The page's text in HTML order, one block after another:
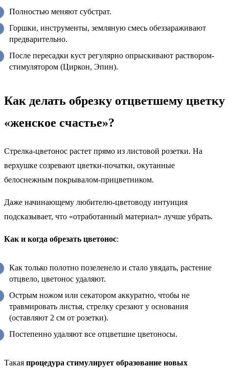
Полностью меняют субстрат.
Горшки, инструменты, земляную смесь обеззараживают
предварительно.
После пересадки куст регулярно опрыскивают раствором-
стимулятором (Циркон, Эпин).
Как делать обрезку отцветшему цветку
«женское счастье»?
Стрелка-цветонос растет прямо из листовой розетки. На
верхушке созревают цветки-початки, окутанные
белоснежным покрывалом-прицветником.
Даже начинающему любителю-цветоводу интуиция
подсказывает, что «отработанный материал» лучше убрать.
Как и когда обрезать цветонос:
Как только полотно позеленело и стало увядать, растение
отцвело, цветонос удаляют.
Острым ножом или секатором аккуратно, чтобы не
травмировать листья, стрелку срезают у основания
(оставляют 2 см от розетки).
Постепенно удаляют все отцветшие цветоносы.
Такая процедура стимулирует образование новых